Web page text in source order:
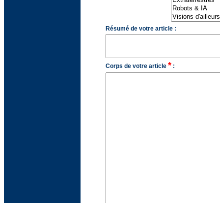
Résumé de votre article :
Corps de votre article *: